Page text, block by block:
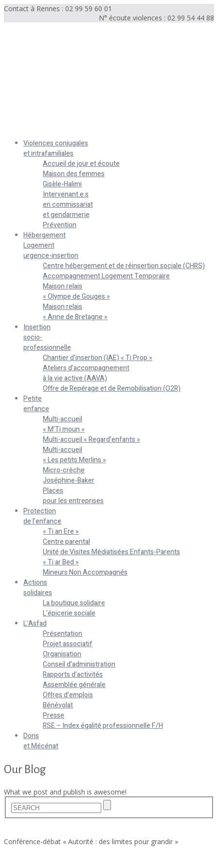
Contact à Rennes : 02 99 59 60 01
N° écoute violences : 02 99 54 44 88
Violences conjugales
et intrafamiliales
Accueil de jour et écoute
Maison des femmes
Gisèle-Halimi
Intervenant.e.s
en commissariat
et gendarmerie
Prévention
Hébergement
Logement
urgence-insertion
Centre hébergement et de réinsertion sociale (CHRS)
Accompagnement Logement Temporaire
Maison relais
« Olympe de Gouges »
Maison relais
« Anne de Bretagne »
Insertion
socio-
professionnelle
Chantier d’insertion (IAE) « Ti Prop »
Ateliers d’accompagnement
à la vie active (AAVA)
Offre de Repérage et de Remobilisation (O2R)
Petite
enfance
Multi-accueil
« M’Ti moun »
Multi-accueil « Regard’enfants »
Multi-accueil
« Les petits Merlins »
Micro-crèche
Joséphine-Baker
Places
pour les entreprises
Protection
de l’enfance
« Ti an Ere »
Centre parental
Unité de Visites Médiatisées Enfants-Parents
« Ti ar Bed »
Mineurs Non Accompagnés
Actions
solidaires
La boutique solidaire
L’épicerie sociale
L’Asfad
Présentation
Projet associatif
Organisation
Conseil d’administration
Rapports d’activités
Assemblée générale
Offres d’emplois
Bénévolat
Presse
RSE – Index égalité professionnelle F/H
Dons
et Mécénat
Our Blog
What we post and publish is awesome!
Conférence-débat « Autorité : des limites pour grandir »